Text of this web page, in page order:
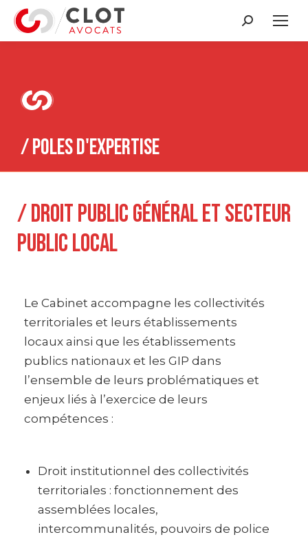
Recherche
:
/ POLES D'EXPERTISE
/ Droit public général et secteur
public local
Le Cabinet accompagne les collectivités
territoriales et leurs établissements
locaux ainsi que les établissements
publics nationaux et les GIP dans
l’ensemble de leurs problématiques et
enjeux liés à l’exercice de leurs
compétences :
Droit institutionnel des collectivités
territoriales : fonctionnement des
assemblées locales,
intercommunalités, pouvoirs de police